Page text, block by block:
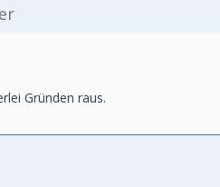
Gründen raus.